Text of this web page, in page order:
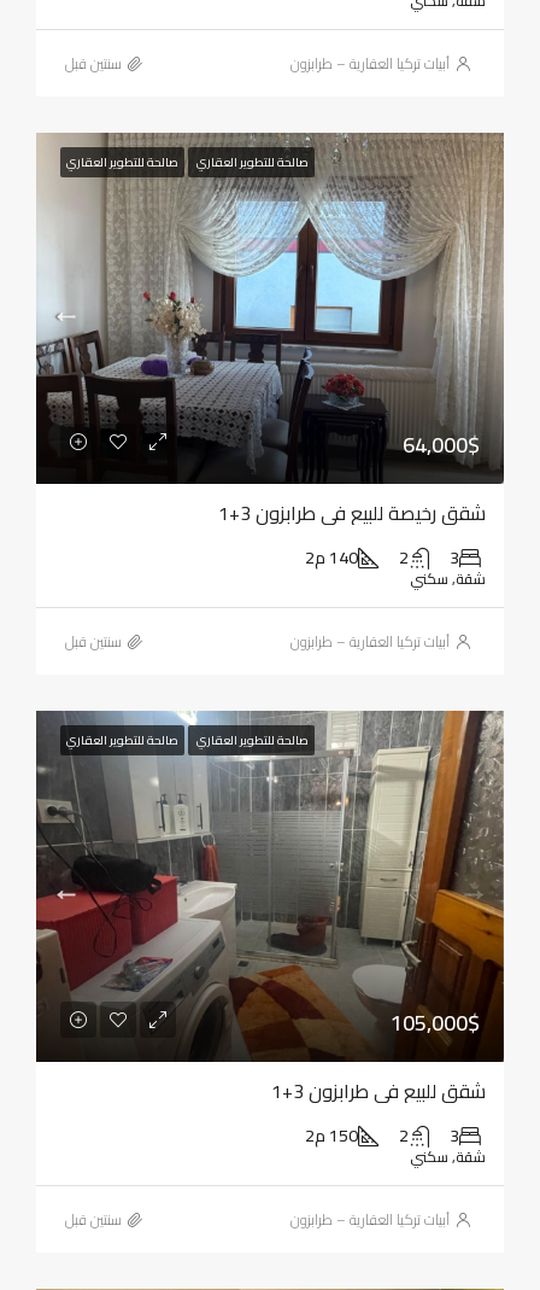
أبيات تركيا العقارية – طرابزون ‏سنتين قبل
صالحة للتطوير العقاري صالحة للتطوير العقاري
64,000$
شقق رخيصة للبيع في طرابزون 3+1
3
2 140 م2
شقة, سكني
أبيات تركيا العقارية – طرابزون ‏سنتين قبل
صالحة للتطوير العقاري صالحة للتطوير العقاري
105,000$
شقق للبيع في طرابزون 3+1
3
2 150 م2
شقة, سكني
أبيات تركيا العقارية – طرابزون ‏سنتين قبل